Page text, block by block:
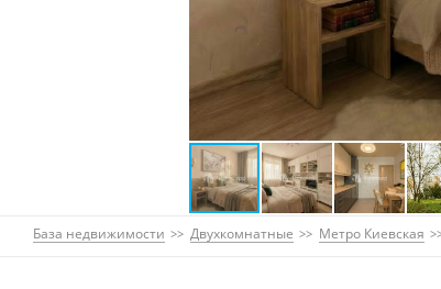
База недвижимости Двухкомнатные Метро Киевская